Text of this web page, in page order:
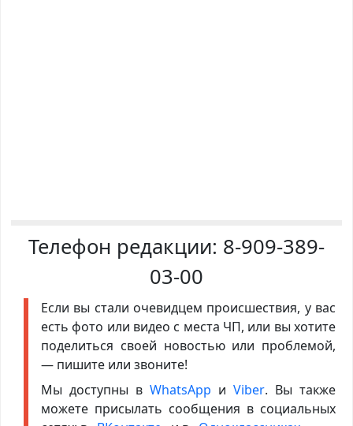
Телефон редакции: 8-909-389-
03-00
Если вы стали очевидцем происшествия, у вас
есть фото или видео с места ЧП, или вы хотите
поделиться своей новостью или проблемой,
— пишите или звоните!
Мы доступны в WhatsApp иViber. Вы также
можете присылать сообщения в социальных